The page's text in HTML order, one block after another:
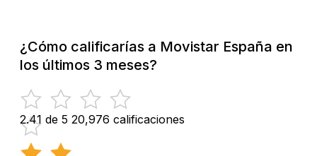
¿Cómo calificarías a Movistar España en
los últimos 3 meses?
2.41 de 5 20,976 calificaciones